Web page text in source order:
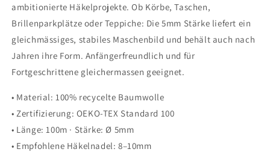
ambitionierte Häkelprojekte. Ob Körbe, Taschen,
Brillenparkplätze oder Teppiche: Die 5mm Stärke liefert ein
gleichmässiges, stabiles Maschenbild und behält auch nach
Jahren ihre Form. Anfängerfreundlich und für
Fortgeschrittene gleichermassen geeignet.
• Material: 100% recycelte Baumwolle
• Zertifizierung: OEKO-TEX Standard 100
• Länge: 100m · Stärke: Ø 5mm
• Empfohlene Häkelnadel: 8–10mm